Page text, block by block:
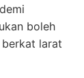
boleh
larat